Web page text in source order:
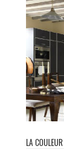
LA